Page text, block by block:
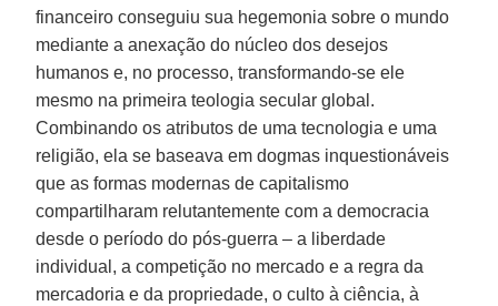
financeiro conseguiu sua hegemonia sobre o mundo
mediante a anexação do núcleo dos desejos
humanos e, no processo, transformando-se ele
mesmo na primeira teologia secular global.
Combinando os atributos de uma tecnologia e uma
religião, ela se baseava em dogmas inquestionáveis
que as formas modernas de capitalismo
compartilharam relutantemente com a democracia
desde o período do pós-guerra – a liberdade
individual, a competição no mercado e a regra da
mercadoria e da propriedade, o culto à ciência, à